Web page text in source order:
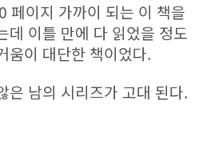
페이지 가까이 되는 이 책을
데 이틀 만에 다 읽었을 정도
움이 대단한 책이었다.
은 남의 시리즈가 고대 된다.